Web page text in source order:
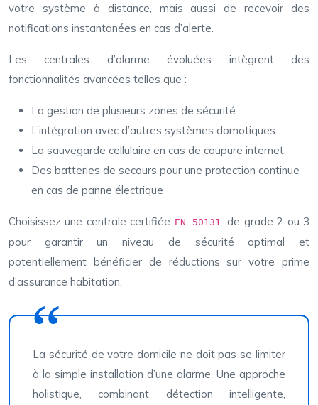
votre système à distance, mais aussi de recevoir des
notifications instantanées en cas d’alerte.
Les centrales d’alarme évoluées intègrent des
fonctionnalités avancées telles que :
La gestion de plusieurs zones de sécurité
L’intégration avec d’autres systèmes domotiques
La sauvegarde cellulaire en cas de coupure internet
Des batteries de secours pour une protection continue
en cas de panne électrique
Choisissez une centrale certifiée EN 50131de grade 2 ou 3
pour garantir un niveau de sécurité optimal et
potentiellement bénéficier de réductions sur votre prime
d’assurance habitation.
La sécurité de votre domicile ne doit pas se limiter
à la simple installation d’une alarme. Une approche
holistique, combinant détection intelligente,